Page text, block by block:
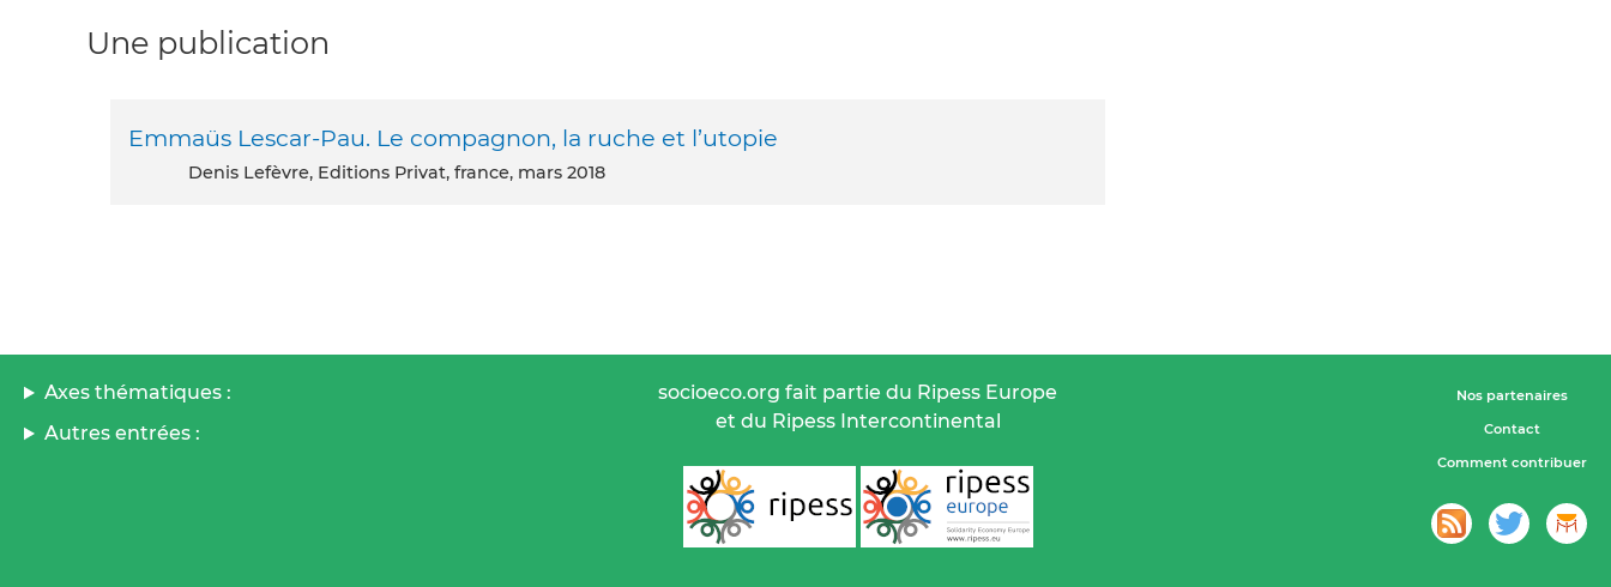
Une publication
Emmaüs Lescar-Pau. Le compagnon, la ruche et l’utopie
Denis Lefèvre, Editions Privat, france, mars 2018
Axes thématiques :
Autres entrées :
socioeco.org fait partie du Ripess Europe
et du Ripess Intercontinental
Nos partenaires
Contact
Comment contribuer